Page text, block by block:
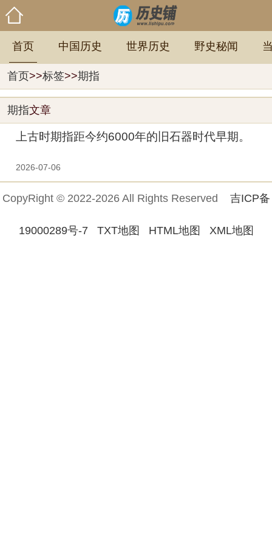
首页 中国历史 世界历史 野史秘闻
首页>>标签>>期指
期指文章
上古时期指距今约6000年的旧石器时代早期。
2026-07-06
CopyRight © 2022-2026 All Rights Reserved 吉ICP备
19000289号-7 TXT地图 HTML地图 XML地图